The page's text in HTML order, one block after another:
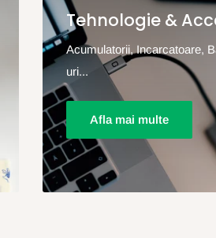
Tehnologie &
Acumulatorii, Incarcatoare,
uri...
Afla mai multe